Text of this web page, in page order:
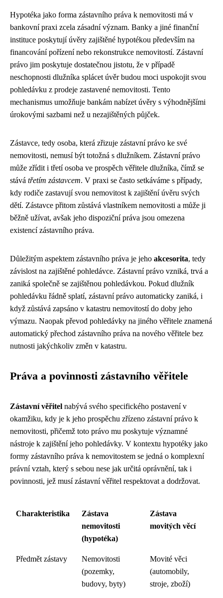
Hypotéka jako forma zástavního práva k nemovitosti má v
bankovní praxi zcela zásadní význam. Banky a jiné finanční
instituce poskytují úvěry zajištěné hypotékou především na
financování pořízení nebo rekonstrukce nemovitostí. Zástavní
právo jim poskytuje dostatečnou jistotu, že v případě
neschopnosti dlužníka splácet úvěr budou moci uspokojit svou
pohledávku z prodeje zastavené nemovitosti. Tento
mechanismus umožňuje bankám nabízet úvěry s výhodnějšími
úrokovými sazbami než u nezajištěných půjček.
Zástavce, tedy osoba, která zřizuje zástavní právo ke své
nemovitosti, nemusí být totožná s dlužníkem. Zástavní právo
může zřídit i třetí osoba ve prospěch věřitele dlužníka, čímž se
stává třetím zástavcem. V praxi se často setkáváme s případy,
kdy rodiče zastavují svou nemovitost k zajištění úvěru svých
dětí. Zástavce přitom zůstává vlastníkem nemovitosti a může ji
běžně užívat, avšak jeho dispoziční práva jsou omezena
existencí zástavního práva.
Důležitým aspektem zástavního práva je jeho akcesorita, tedy
závislost na zajištěné pohledávce. Zástavní právo vzniká, trvá a
zaniká společně se zajištěnou pohledávkou. Pokud dlužník
pohledávku řádně splatí, zástavní právo automaticky zaniká, i
když zůstává zapsáno v katastru nemovitostí do doby jeho
výmazu. Naopak převod pohledávky na jiného věřitele znamená
automatický přechod zástavního práva na nového věřitele bez
nutnosti jakýchkoliv změn v katastru.
Práva a povinnosti zástavního věřitele
Zástavní věřitel nabývá svého specifického postavení v
okamžiku, kdy je k jeho prospěchu zřízeno zástavní právo k
nemovitosti, přičemž toto právo mu poskytuje významné
nástroje k zajištění jeho pohledávky. V kontextu hypotéky jako
formy zástavního práva k nemovitostem se jedná o komplexní
právní vztah, který s sebou nese jak určitá oprávnění, tak i
povinnosti, jež musí zástavní věřitel respektovat a dodržovat.
Charakteristika
Zástava
nemovitosti
(hypotéka)
Zástava
movitých věcí
Předmět zástavy
Nemovitosti
(pozemky,
budovy, byty)
Movité věci
(automobily,
stroje, zboží)